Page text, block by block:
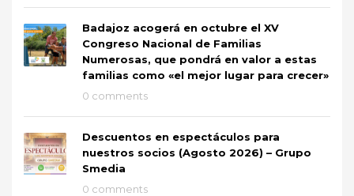
Badajoz acogerá en octubre el XV
Congreso Nacional de Familias
Numerosas, que pondrá en valor a estas
familias como «el mejor lugar para crecer»
0 comments
Descuentos en espectáculos para
nuestros socios (Agosto 2026) – Grupo
Smedia
0 comments